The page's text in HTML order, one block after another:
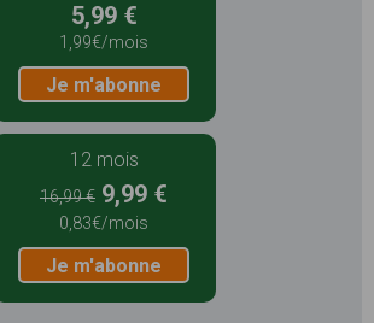
5,99 €
1,99€/mois
Je m'abonne
12 mois
16,99 € 9,99 €
0,83€/mois
Je m'abonne